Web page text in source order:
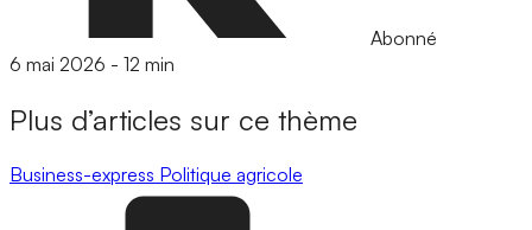
Abonné
6 mai 2026 - 12 min
Plus d’articles sur ce thème
Business-express Politique agricole